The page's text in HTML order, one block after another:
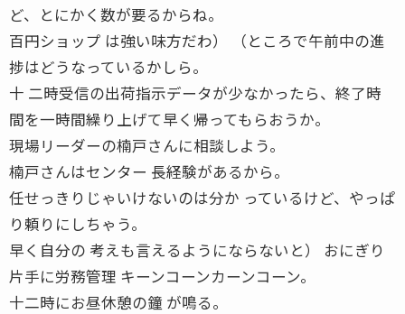
ど、とにかく数が要るからね。
百円ショップ は強い味方だわ） （ところで午前中の進
捗はどうなっているかしら。
十 二時受信の出荷指示データが少なかったら、終了時
間を一時間繰り上げて早く帰ってもらおうか。
現場リーダーの楠戸さんに相談しよう。
楠戸さんはセンター 長経験があるから。
任せっきりじゃいけないのは分か っているけど、やっぱ
り頼りにしちゃう。
早く自分の 考えも言えるようにならないと） おにぎり
片手に労務管理 キーンコーンカーンコーン。
十二時にお昼休憩の鐘 が鳴る。